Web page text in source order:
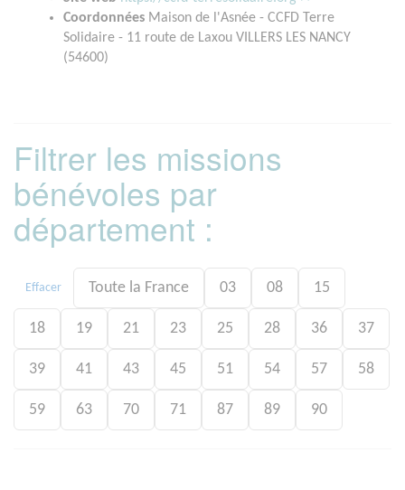
Coordonnées Maison de l'Asnée - CCFD Terre
Solidaire - 11 route de Laxou VILLERS LES NANCY
(54600)
Filtrer les missions
bénévoles par
département :
Effacer Toute la France 03 08 15
18 19 21 23 25 28 36 37
39 41 43 45 51 54 57 58
59 63 70 71 87 89 90